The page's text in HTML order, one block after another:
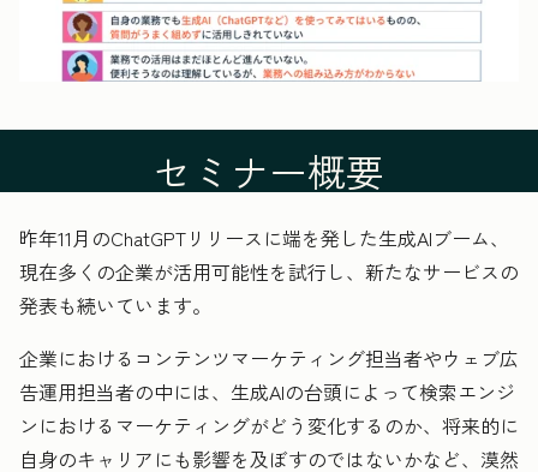
セミナー概要
昨年11月のChatGPTリリースに端を発した生成AIブーム、
現在多くの企業が活用可能性を試行し、新たなサービスの
発表も続いています。
企業におけるコンテンツマーケティング担当者やウェブ広
告運用担当者の中には、生成AIの台頭によって検索エンジ
ンにおけるマーケティングがどう変化するのか、将来的に
自身のキャリアにも影響を及ぼすのではないかなど、漠然